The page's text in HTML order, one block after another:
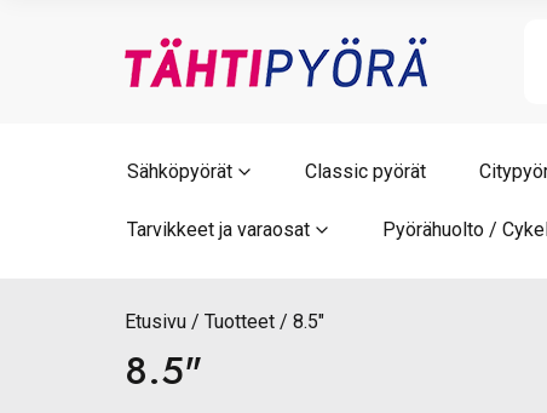
Sähköpyörät Classic pyörät
Tarvikkeet ja varaosat Pyörähuolto /
Etusivu Tuotteet 8.5"
8.5"